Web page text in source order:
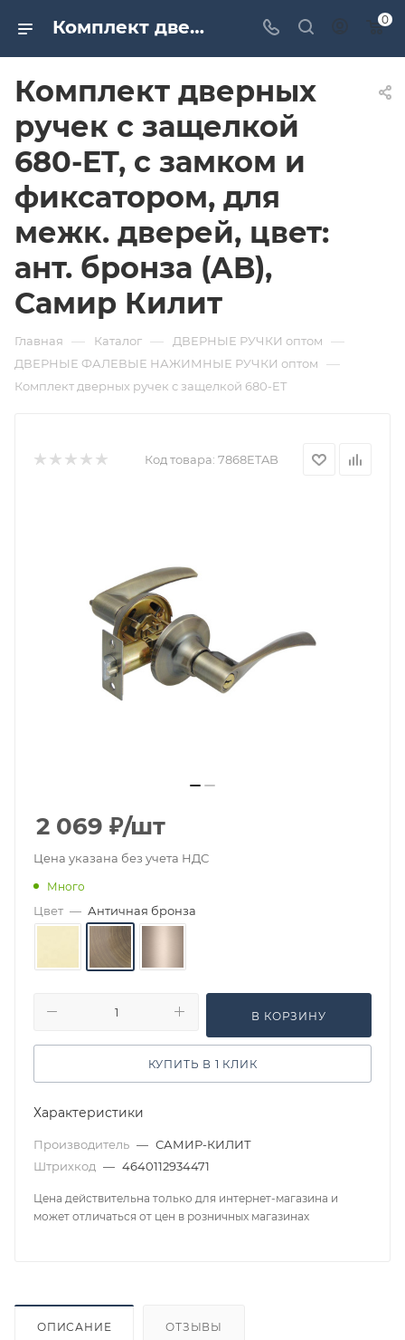
Комплект дверных ручек с защелкой 680-ET, с замком и фиксатором, для межк. дверей, цвет: ант. бронза (AB), Самир Килит. Дверная и мебельная фурнитура САМИР-КИЛИТ | Оптовые поставки 0
Комплект дверных
ручек с защелкой
680-ET, с замком и
фиксатором, для
межк. дверей, цвет:
ант. бронза (AB),
Самир Килит
Главная — Каталог — ДВЕРНЫЕ РУЧКИ оптом —
ДВЕРНЫЕ ФАЛЕВЫЕ НАЖИМНЫЕ РУЧКИ оптом —
Комплект дверных ручек с защелкой 680-ET
Код товара: 7868ETAB
2 069 ₽/шт
Цена указана без учета НДС
Много
Цвет — Античная бронза
В КОРЗИНУ
КУПИТЬ В 1 КЛИК
Характеристики
Производитель — САМИР-КИЛИТ
Штрихкод — 4640112934471
Цена действительна только для интернет-магазина и
может отличаться от цен в розничных магазинах
ОПИСАНИЕ ОТЗЫВЫ